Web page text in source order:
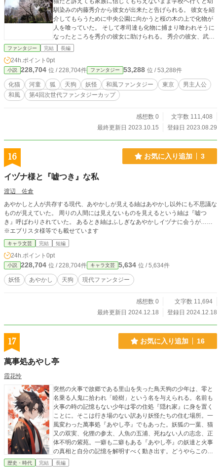
馴染みの内藤秀介から彼女が出来たと告げられる。 彼女を紹
介してもらうために中央公園に向かうと桜の木の上で化物が
人を喰っていた。 そして孝司達も化物に捕まり喰われそうに
なったところを秀介の彼女に助けられる。 秀介の彼女、武蔵
野綾は孝司と同い年くらいに見えた。 だが綾は10年前に失踪
い、家族がいつ食い殺されるかと気が気ではない。 そして秀
介の彼女・武蔵野綾は自分の祖母だと言っているが事実なの
だろうか？ カクヨム、小説家になろう、noteにも同じものを
投稿しています。 カクヨム、noteは1章1話、小説家になろう
はここと同じく細切れ版です。
ファンタジー 完結 長編
24h.ポイント 0pt
小説 228,704 位 / 228,704件 ファンタジー 53,288 位 / 53,288件
化猫 河童 狐 天狗 妖怪 和風ファンタジー 東京
男主人公
和風
第4回次世代ファンタジーカップ
感想数 0
文字数 111,408
最終更新日 2023.10.15
登録日 2023.08.29
16 お気に入り追加 3
イヅナ様と『嘘つき』な私
渡辺 佐倉
あやかしと人が共存する現代、あやかしが見える紬はあやかし以外にも不思議な
ものが見えていた。 周りの人間には見えないものを見えるという紬は『嘘つ
き』呼ばわりされていた。 あるとき紬はふしぎなあやかしイヅナに会うが……
※エブリスタ様等でも載せています
キャラ文芸 完結 短編
24h.ポイント 0pt
小説 228,704 位 / 228,704件 キャラ文芸 5,634 位 / 5,634件
妖怪 あやかし 天狗 現代ファンタジー
感想数 0
文字数 11,694
最終更新日 2024.12.18
登録日 2024.12.18
17 お気に入り追加 16
萬事処あやし亭
霞花怜
突然の火事で故郷である里山を失った鳥天狗の少年は、零と
名乗る人鬼に拾われ「睦樹」という名を与えられる。名前も
火事の時の記憶もない少年は零の住処『隠れ家』に身を置く
ことに。そこは行き場のない訳あり妖怪たちの住む場所。一
風変わった萬事処『あやし亭』でもあった。妖狐の一葉、猫
又の双実、化狸の参太、人魚の五浦、死ねない人の志念、正
体不明の紫苑。一癖も二癖もある『あやし亭』の妖達と火事
の真相と自分の記憶を解明すべく動き出す。どうやらこの件
には、火事に遭った里山と隣接する芽吹村を再建すると名乗
歴史・時代 完結 長編